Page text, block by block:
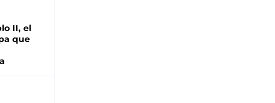
II, el
que